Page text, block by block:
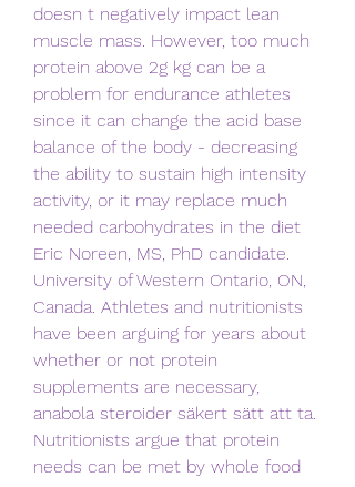
doesn t negatively impact lean
muscle mass. However, too much
protein above 2g kg can be a
problem for endurance athletes
since it can change the acid base
balance of the body - decreasing
the ability to sustain high intensity
activity, or it may replace much
needed carbohydrates in the diet
Eric Noreen, MS, PhD candidate.
University of Western Ontario, ON,
Canada. Athletes and nutritionists
have been arguing for years about
whether or not protein
supplements are necessary,
anabola steroider säkert sätt att ta.
Nutritionists argue that protein
needs can be met by whole food